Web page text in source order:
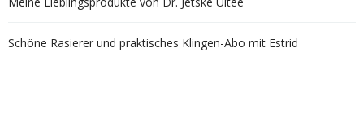
Schöne Rasierer und praktisches Klingen-Abo mit Estrid